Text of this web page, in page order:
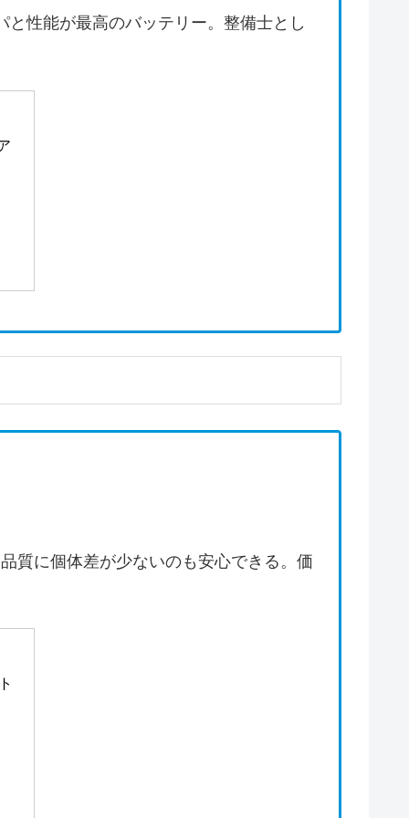
性能が最高のバッテリー。整備士とし
質に個体差が少ないのも安心できる。価